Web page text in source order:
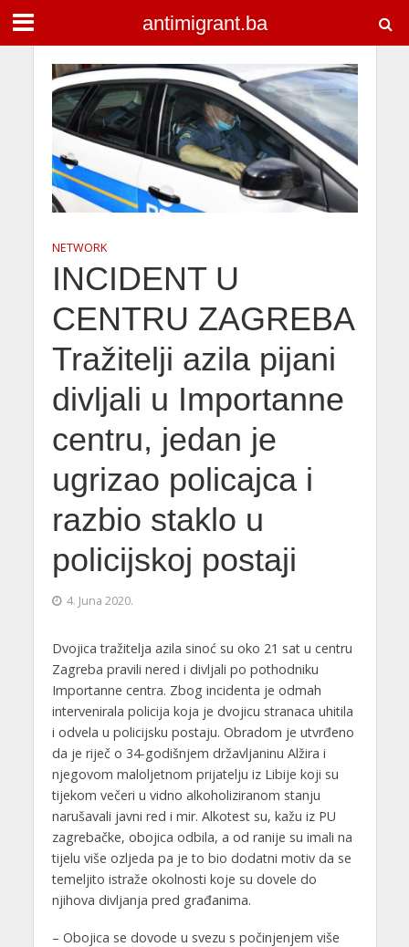
antimigrant.ba
NETWORK
INCIDENT U
CENTRU ZAGREBA
Tražitelji azila pijani
divljali u Importanne
centru, jedan je
ugrizao policajca i
razbio staklo u
policijskoj postaji
4. Juna 2020.
Dvojica tražitelja azila sinoć su oko 21 sat u centru
Zagreba pravili nered i divljali po pothodniku
Importanne centra. Zbog incidenta je odmah
intervenirala policija koja je dvojicu stranaca uhitila
i odvela u policijsku postaju. Obradom je utvrđeno
da je riječ o 34-godišnjem državljaninu Alžira i
njegovom maloljetnom prijatelju iz Libije koji su
tijekom večeri u vidno alkoholiziranom stanju
narušavali javni red i mir. Alkotest su, kažu iz PU
zagrebačke, obojica odbila, a od ranije su imali na
tijelu više ozljeda pa je to bio dodatni motiv da se
temeljito istraže okolnosti koje su dovele do
njihova divljanja pred građanima.
– Obojica se dovode u svezu s počinjenjem više